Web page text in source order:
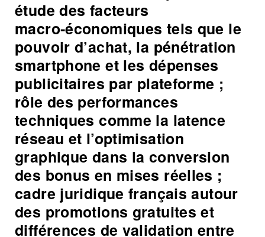
étude des facteurs
macro‑économiques tels que le
pouvoir d’achat, la pénétration
smartphone et les dépenses
publicitaires par plateforme ;
rôle des performances
techniques comme la latence
réseau et l’optimisation
graphique dans la conversion
des bonus en mises réelles ;
cadre juridique français autour
des promotions gratuites et
différences de validation entre